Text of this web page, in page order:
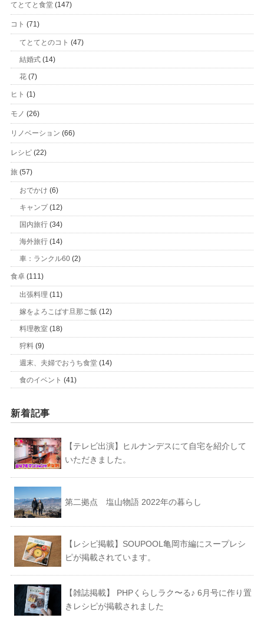
てとてと食堂(147)
コト (71)
てとてとのコト (47)
結婚式(14)
花(7)
ヒト (1)
モノ (26)
リノベーション (66)
レシピ(22)
旅 (57)
おでかけ (6)
キャンプ(12)
国内旅行(34)
海外旅行(14)
車：ランクル60(2)
食卓(111)
出張料理 (11)
嫁をよろこばす旦那ご飯 (12)
料理教室(18)
狩料(9)
週末、夫婦でおうち食堂(14)
食のイベント (41)
新着記事
【テレビ出演】ヒルナンデスにて自宅を紹介して
いただきました。
第二拠点 塩山物語 2022年の暮らし
【レシピ掲載】SOUPOOL亀岡市編にスープレシ
ピが掲載されています。
【雑誌掲載】 PHPくらしラク〜る♪ 6月号に作り置
きレシピが掲載されました